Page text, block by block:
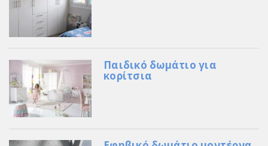
Παιδικό δωμάτιο για
κορίτσια